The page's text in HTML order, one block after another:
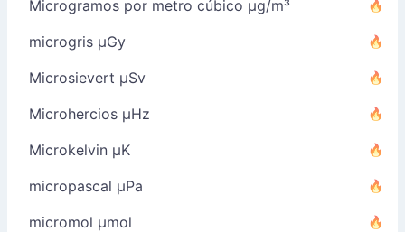
Microgramos por metro cúbico µg/m³
microgris µGy
Microsievert µSv
Microhercios µHz
Microkelvin µK
micropascal µPa
micromol µmol